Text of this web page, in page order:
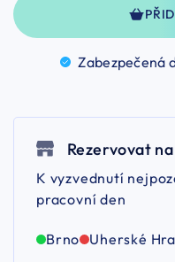
Zabezpečená
Rezervovat
K vyzvednutí
pracovní den
Brno Uherské